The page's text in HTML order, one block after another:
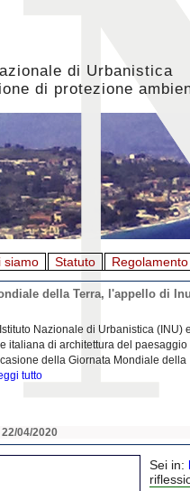
di Urbanistica
di protezione
siamo Statuto Regolamento
della Terra, l'appello di
Nazionale di Urbanistica (INU) e
italiana di architettura del paesaggio
della Giornata Mondiale della
tutto
04/2020
Sei in: